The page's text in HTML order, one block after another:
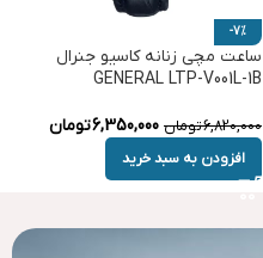
-7%
ساعت مچی زنانه کاسیو جنرال
GENERAL LTP-V001L-1B
6,820,000تومان 6,350,000تومان
افزودن به سبد خرید